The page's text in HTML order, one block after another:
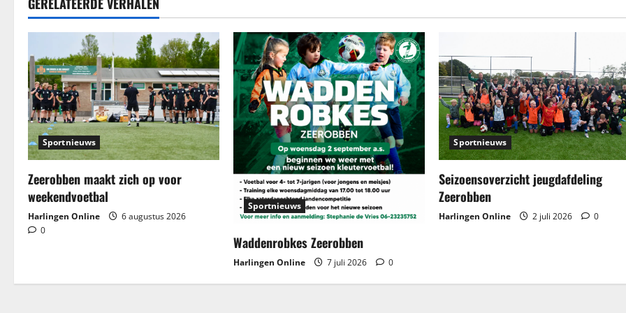
Sportnieuws
Zeerobben maakt zich op voor
weekendvoetbal
Harlingen Online
6 augustus 2026
0
Sportnieuws
Waddenrobkes Zeerobben
Harlingen Online 7 juli 2026 0
Sportnieuws
Seizoensoverzicht jeugdafdeling
Zeerobben
Harlingen Online 2 juli 2026 0